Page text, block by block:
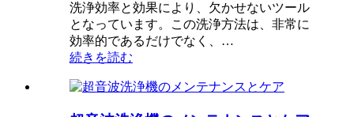
洗浄効率と効果により、欠かせないツール
となっています。この洗浄方法は、非常に
効率的であるだけでなく、…
続きを読む